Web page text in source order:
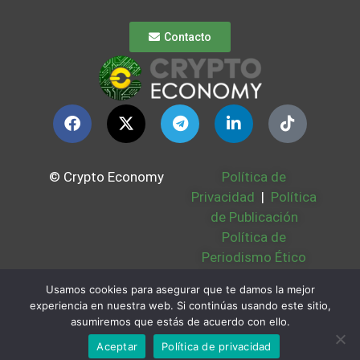
Contacto
© Crypto Economy
Política de
Privacidad | Política
de Publicación
Política de
Periodismo Ético
Bases Legales |
Partners | Sobre
Nosotros
Usamos cookies para asegurar que te damos la mejor
experiencia en nuestra web. Si continúas usando este sitio,
asumiremos que estás de acuerdo con ello.
Aceptar
Política de privacidad